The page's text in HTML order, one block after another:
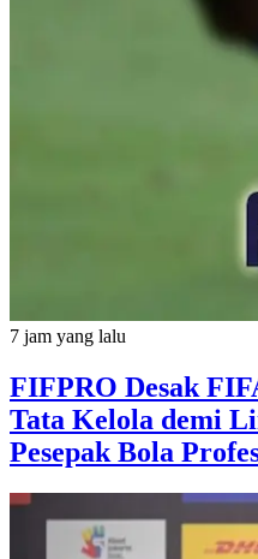
7 jam yang lalu
FIFPRO Desak
Tata Kelola demi
Pesepak Bola